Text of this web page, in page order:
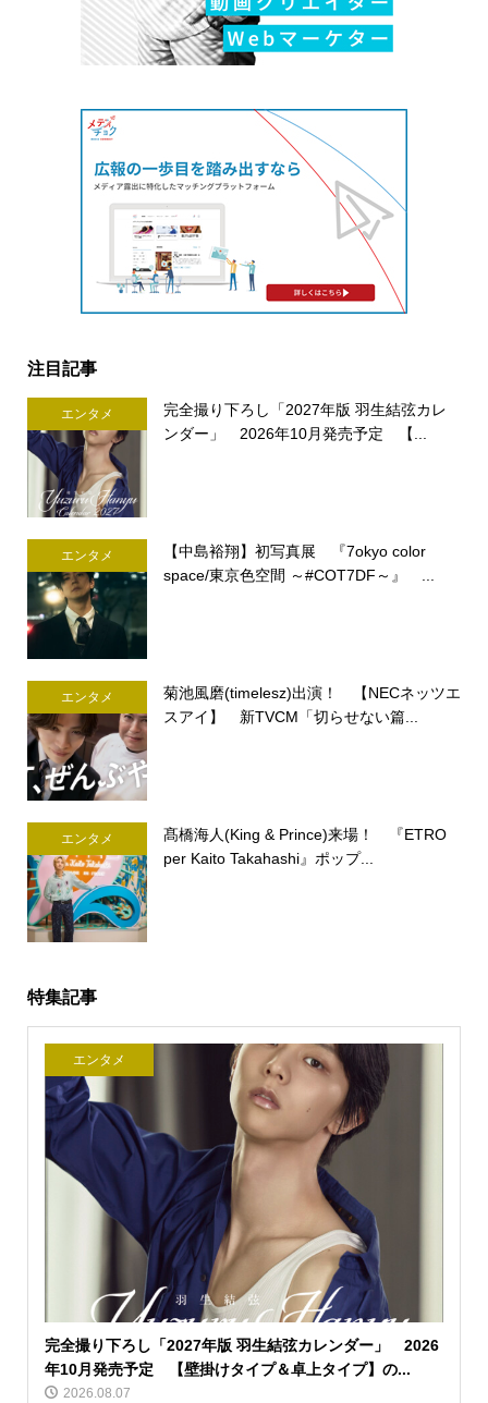
注目記事
エンタメ
完全撮り下ろし「2027年版 羽生結弦カレ
ンダー」 2026年10月発売予定 【...
エンタメ
【中島裕翔】初写真展 『7okyo color
space/東京色空間 ～#COT7DF～』 ...
エンタメ
菊池風磨(timelesz)出演！ 【NECネッツエ
スアイ】 新TVCM「切らせない篇...
エンタメ
髙橋海人(King & Prince)来場！ 『ETRO
per Kaito Takahashi』ポップ...
特集記事
エンタメ
完全撮り下ろし「2027年版 羽生結弦カレンダー」 2026
年10月発売予定 【壁掛けタイプ＆卓上タイプ】の...
2026.08.07